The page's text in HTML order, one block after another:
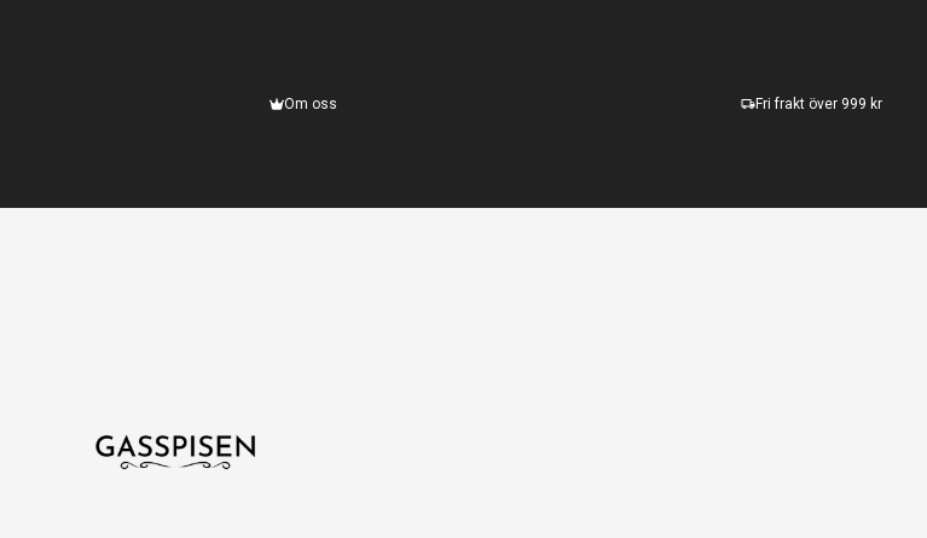
Om oss Fri frakt över 999 kr